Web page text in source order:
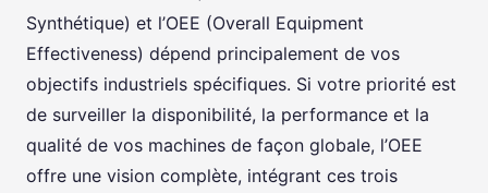
Synthétique) et l’OEE (Overall Equipment
Effectiveness) dépend principalement de vos
objectifs industriels spécifiques. Si votre priorité est
de surveiller la disponibilité, la performance et la
qualité de vos machines de façon globale, l’OEE
offre une vision complète, intégrant ces trois